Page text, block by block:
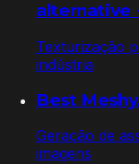
alternative
Texturização
indústria
Best
Geração de
imagens